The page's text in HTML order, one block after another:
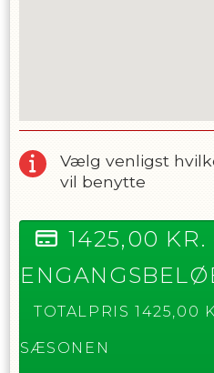
Vælg venligst
vil benytte
1425,00 KR.
TOTALPRIS 1425,00
SÆSONEN